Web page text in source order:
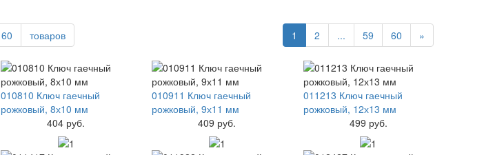
60 товаров 1 2 ... 59 60 »
010810 Ключ гаечный
рожковый, 8х10 мм
404 руб.
010911 Ключ гаечный
рожковый, 9х11 мм
409 руб.
011213 Ключ гаечный
рожковый, 12х13 мм
499 руб.